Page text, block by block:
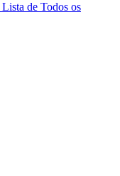
Lista de Todos os